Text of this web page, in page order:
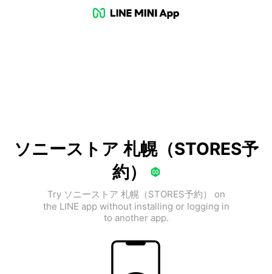
ソニーストア 札幌（STORES予
約）
Try ソニーストア 札幌（STORES予約） on
the LINE app without installing or logging in
to another app.